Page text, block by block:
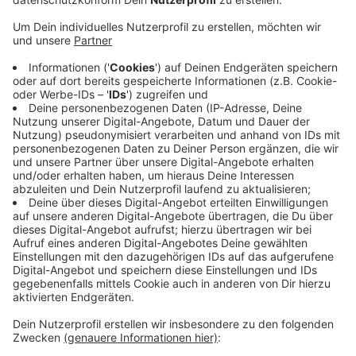
Anzeige
Der Landesbetrieb Straßen.NRW wird die Brücke und
die Kreuzung Oraniendeich bis zum 4. August (5 Uhr)
komplett sperren. Grund sind Bauarbeiten am
Oraniendeich und Anpassungen der Verkehrsführung
auf der Brücke. Die Maßnahmen dienen der
Vorbereitung kommender Bauphasen im Rahmen der
laufenden Sanierung der Rheinbrücke, heißt es. Der
motorisierte Verkehr wird weiträumig über die
Rheinbrücke in Rees umgeleitet. Fußgänger und
Radfahrer können die Brücke aber weiterhin
uneingeschränkt nutzen.
Anzeige